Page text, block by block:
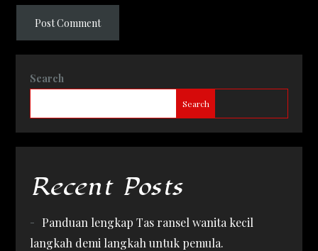
Search
Search
Recent Posts
Panduan lengkap Tas ransel wanita kecil
langkah demi langkah untuk pemula.